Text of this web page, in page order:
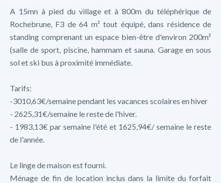
A 15mn à pied du village et à 800m du téléphérique de
Rochebrune, F3 de 64 m² tout équipé, dans résidence de
standing comprenant un espace bien-être d'environ 200m²
(salle de sport, piscine, hammam et sauna. Garage en sous
sol et ski bus à proximité immédiate.
Tarifs:
-3010,63€/semaine pendant les vacances scolaires en hiver
- 2625,31€/semaine le reste de l'hiver.
- 1983,13€ par semaine l'été et 1625,94€/ semaine le reste
de l'année.
Le linge de maison est fourni.
Ménage de fin de location inclus dans la limite du forfait